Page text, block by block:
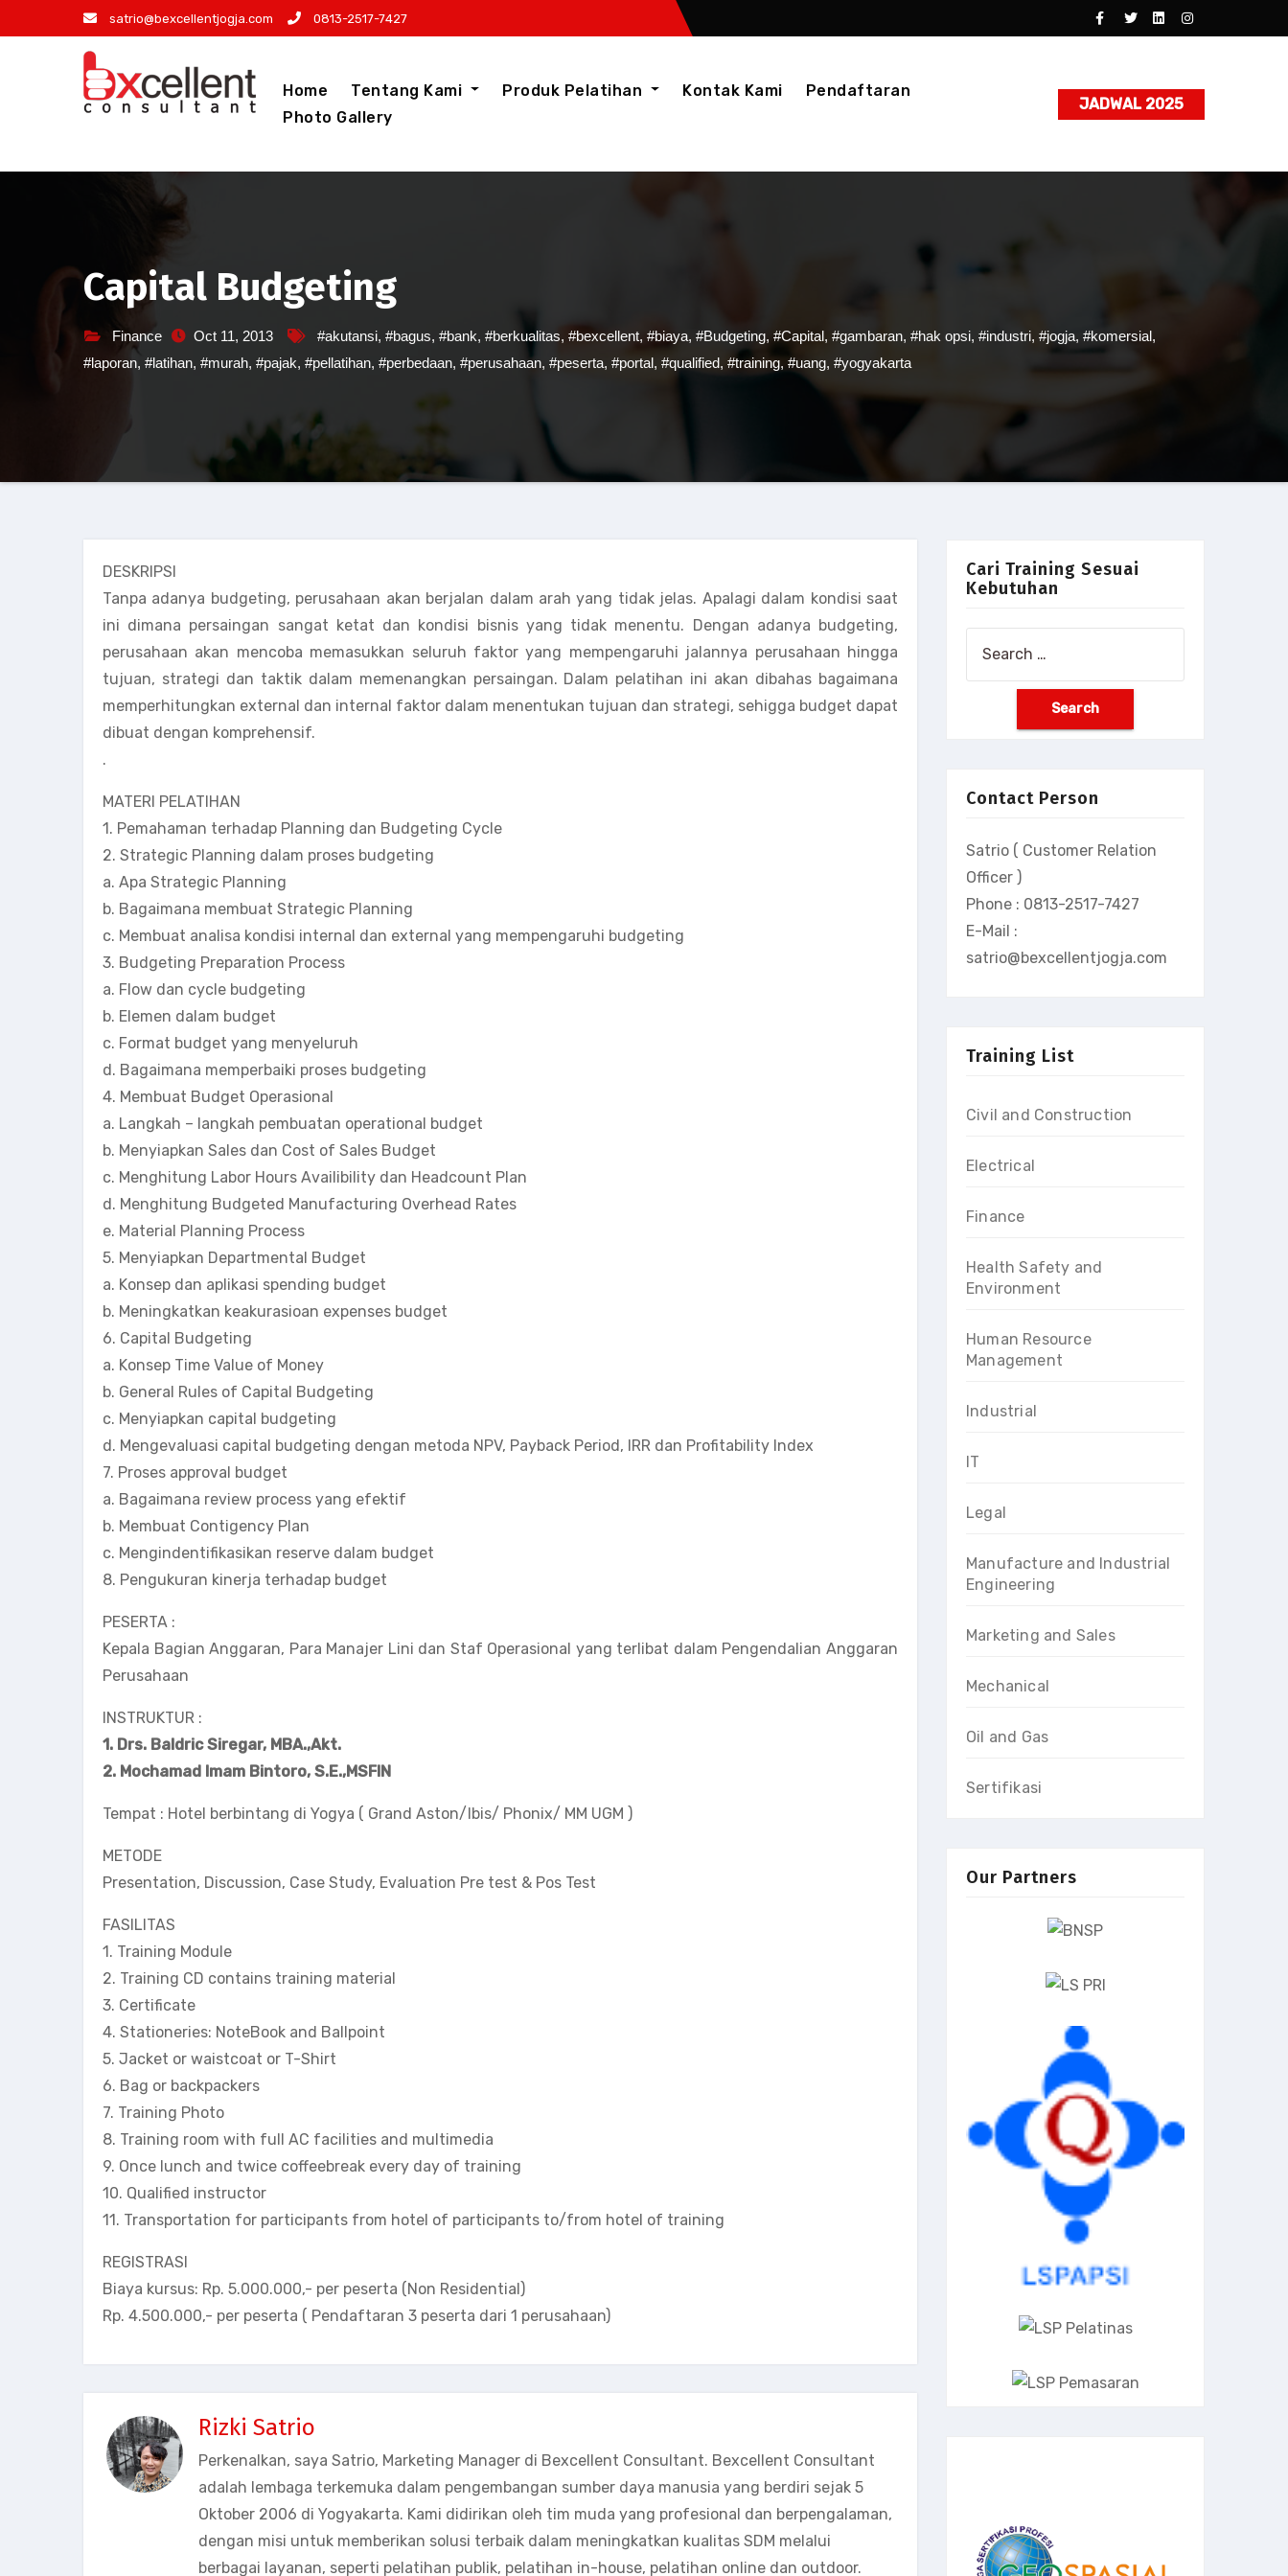
to
satrio@bexcellentjogja.com 0813-2517-7427
Home Tentang Kami Produk Pelatihan Kontak Kami
Pendaftaran
Photo Gallery
JADWAL 2025
Capital Budgeting
Finance Oct 11, 2013 #akutansi, #bagus, #bank, #berkualitas, #bexcellent, #biaya, #Budgeting, #Capital, #gambaran, #hak opsi, #industri, #jogja, #komersial,
#laporan, #latihan, #murah, #pajak, #pellatihan, #perbedaan, #perusahaan, #peserta, #portal, #qualified, #training, #uang, #yogyakarta
DESKRIPSI
Tanpa adanya budgeting, perusahaan akan berjalan dalam arah yang tidak jelas. Apalagi dalam kondisi saat
ini dimana persaingan sangat ketat dan kondisi bisnis yang tidak menentu. Dengan adanya budgeting,
perusahaan akan mencoba memasukkan seluruh faktor yang mempengaruhi jalannya perusahaan hingga
tujuan, strategi dan taktik dalam memenangkan persaingan. Dalam pelatihan ini akan dibahas bagaimana
memperhitungkan external dan internal faktor dalam menentukan tujuan dan strategi, sehigga budget dapat
dibuat dengan komprehensif.
.
MATERI PELATIHAN
1. Pemahaman terhadap Planning dan Budgeting Cycle
2. Strategic Planning dalam proses budgeting
a. Apa Strategic Planning
b. Bagaimana membuat Strategic Planning
c. Membuat analisa kondisi internal dan external yang mempengaruhi budgeting
3. Budgeting Preparation Process
a. Flow dan cycle budgeting
b. Elemen dalam budget
c. Format budget yang menyeluruh
d. Bagaimana memperbaiki proses budgeting
4. Membuat Budget Operasional
a. Langkah – langkah pembuatan operational budget
b. Menyiapkan Sales dan Cost of Sales Budget
c. Menghitung Labor Hours Availibility dan Headcount Plan
d. Menghitung Budgeted Manufacturing Overhead Rates
e. Material Planning Process
5. Menyiapkan Departmental Budget
a. Konsep dan aplikasi spending budget
b. Meningkatkan keakurasioan expenses budget
6. Capital Budgeting
a. Konsep Time Value of Money
b. General Rules of Capital Budgeting
c. Menyiapkan capital budgeting
d. Mengevaluasi capital budgeting dengan metoda NPV, Payback Period, IRR dan Profitability Index
7. Proses approval budget
a. Bagaimana review process yang efektif
b. Membuat Contigency Plan
c. Mengindentifikasikan reserve dalam budget
8. Pengukuran kinerja terhadap budget
PESERTA :
Kepala Bagian Anggaran, Para Manajer Lini dan Staf Operasional yang terlibat dalam Pengendalian Anggaran
Perusahaan
INSTRUKTUR :
1. Drs. Baldric Siregar, MBA.,Akt.
2. Mochamad Imam Bintoro, S.E.,MSFIN
Tempat : Hotel berbintang di Yogya ( Grand Aston/Ibis/ Phonix/ MM UGM )
METODE
Presentation, Discussion, Case Study, Evaluation Pre test & Pos Test
FASILITAS
1. Training Module
2. Training CD contains training material
3. Certificate
4. Stationeries: NoteBook and Ballpoint
5. Jacket or waistcoat or T-Shirt
6. Bag or backpackers
7. Training Photo
8. Training room with full AC facilities and multimedia
9. Once lunch and twice coffeebreak every day of training
10. Qualified instructor
11. Transportation for participants from hotel of participants to/from hotel of training
REGISTRASI
Biaya kursus: Rp. 5.000.000,- per peserta (Non Residential)
Rp. 4.500.000,- per peserta ( Pendaftaran 3 peserta dari 1 perusahaan)
Rizki Satrio
Perkenalkan, saya Satrio, Marketing Manager di Bexcellent Consultant. Bexcellent Consultant
adalah lembaga terkemuka dalam pengembangan sumber daya manusia yang berdiri sejak 5
Oktober 2006 di Yogyakarta. Kami didirikan oleh tim muda yang profesional dan berpengalaman,
dengan misi untuk memberikan solusi terbaik dalam meningkatkan kualitas SDM melalui
berbagai layanan, seperti pelatihan publik, pelatihan in-house, pelatihan online dan outdoor.
Cari Training Sesuai
Kebutuhan
Contact Person
Satrio ( Customer Relation
Officer )
Phone : 0813-2517-7427
E-Mail :
satrio@bexcellentjogja.com
Training List
Civil and Construction
Electrical
Finance
Health Safety and
Environment
Human Resource
Management
Industrial
IT
Legal
Manufacture and Industrial
Engineering
Marketing and Sales
Mechanical
Oil and Gas
Sertifikasi
Our Partners